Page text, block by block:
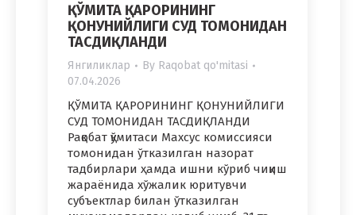
ҚЎМИТА ҚАРОРИНИНГ
ҚОНУНИЙЛИГИ СУД ТОМОНИДАН
ТАСДИҚЛАНДИ
Янгиликлар By Raqobat qo'mitasi
07.04.2026
ҚЎМИТА ҚАРОРИНИНГ ҚОНУНИЙЛИГИ
СУД ТОМОНИДАН ТАСДИҚЛАНДИ
Рақобат қўмитаси Махсус комиссияси
томонидан ўтказилган назорат
тадбирлари ҳамда ишни кўриб чиқиш
жараёнида хўжалик юритувчи
субъектлар билан ўтказилган